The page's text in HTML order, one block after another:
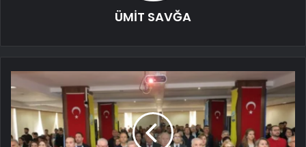
ÜMİT SAVĞA